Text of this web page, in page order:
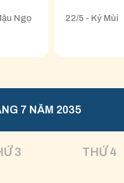
Ngọ 22/5 - Kỷ Mùi
7 NĂM 2035
3 THỨ 4